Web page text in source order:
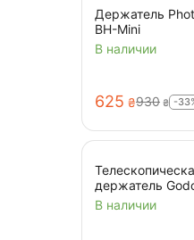
Держатель
BH-Mini
В наличии
‍625‍ ₴‍930‍ ₴ -
держатель
(55-160см)
В наличии